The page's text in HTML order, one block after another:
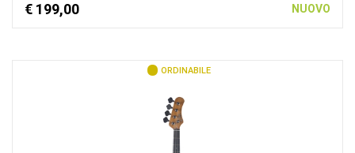
€ 199,00 NUOVO
ORDINABILE